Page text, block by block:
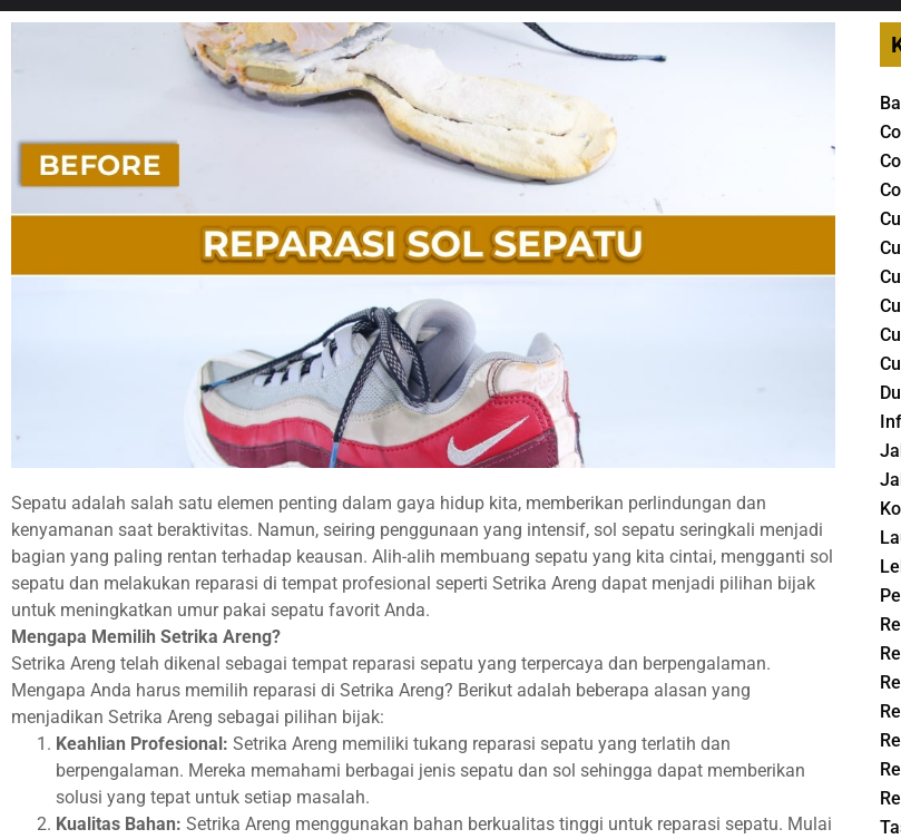
Sepatu adalah salah satu elemen penting dalam gaya hidup kita, memberikan perlindungan dan
kenyamanan saat beraktivitas. Namun, seiring penggunaan yang intensif, sol sepatu seringkali menjadi
bagian yang paling rentan terhadap keausan. Alih-alih membuang sepatu yang kita cintai, mengganti sol
sepatu dan melakukan reparasi di tempat profesional seperti Setrika Areng dapat menjadi pilihan bijak
untuk meningkatkan umur pakai sepatu favorit Anda.
Mengapa Memilih Setrika Areng?
Setrika Areng telah dikenal sebagai tempat reparasi sepatu yang terpercaya dan berpengalaman.
Mengapa Anda harus memilih reparasi di Setrika Areng? Berikut adalah beberapa alasan yang
menjadikan Setrika Areng sebagai pilihan bijak:
Keahlian Profesional: Setrika Areng memiliki tukang reparasi sepatu yang terlatih dan
berpengalaman. Mereka memahami berbagai jenis sepatu dan sol sehingga dapat memberikan
solusi yang tepat untuk setiap masalah.
Kualitas Bahan: Setrika Areng menggunakan bahan berkualitas tinggi untuk reparasi sepatu. Mulai